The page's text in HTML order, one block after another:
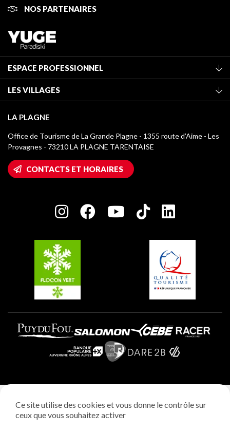
NOS PARTENAIRES
ESPACE PROFESSIONNEL
Classement des meublés
Taxe de séjour
Médiathèque
Logos La Plagne
Accès Wifi
Maison des Propriétaires
Charte des Acteurs Engagés
LES VILLAGES
Montchavin - Les Coches
Champagny-en-Vanoise
Plagne 1800
Plagne Villages
Plagne Aime 2000
LA PLAGNE
Office de Tourisme de La Grande Plagne - 1355 route d’Aime - Les
Provagnes - 73210 LA PLAGNE TARENTAISE
CONTACTS ET HORAIRES
Ce site utilise des cookies et vous donne le contrôle sur
ceux que vous souhaitez activer